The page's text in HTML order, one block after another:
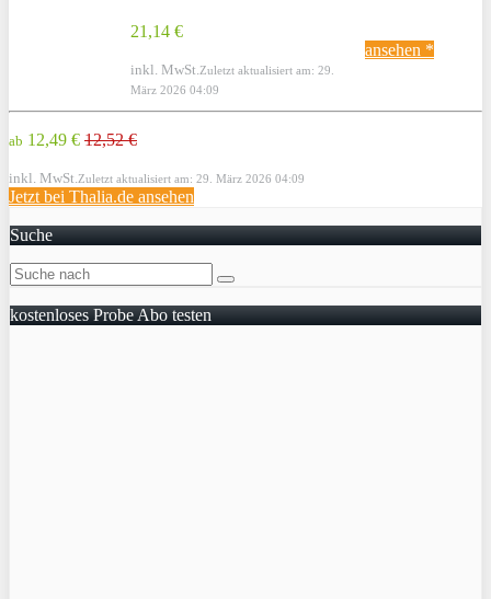
21,14 €
inkl. MwSt. Zuletzt aktualisiert am: 29.
März 2026 04:09
ansehen *
ab 12,49 € 12,52 €
inkl. MwSt. Zuletzt aktualisiert am: 29. März 2026 04:09
Jetzt bei Thalia.de ansehen
Suche
kostenloses Probe Abo testen